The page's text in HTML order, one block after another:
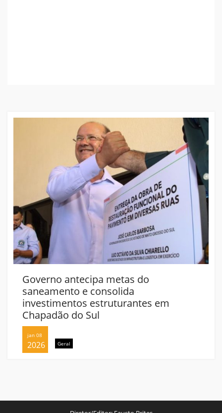
Governo antecipa metas do
saneamento e consolida
investimentos estruturantes em
Chapadão do Sul
jan 08
2026 Geral